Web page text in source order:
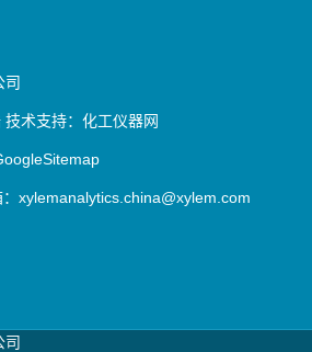
司
技术支持： 化工仪器网
xylemanalytics.china@xylem.com
司